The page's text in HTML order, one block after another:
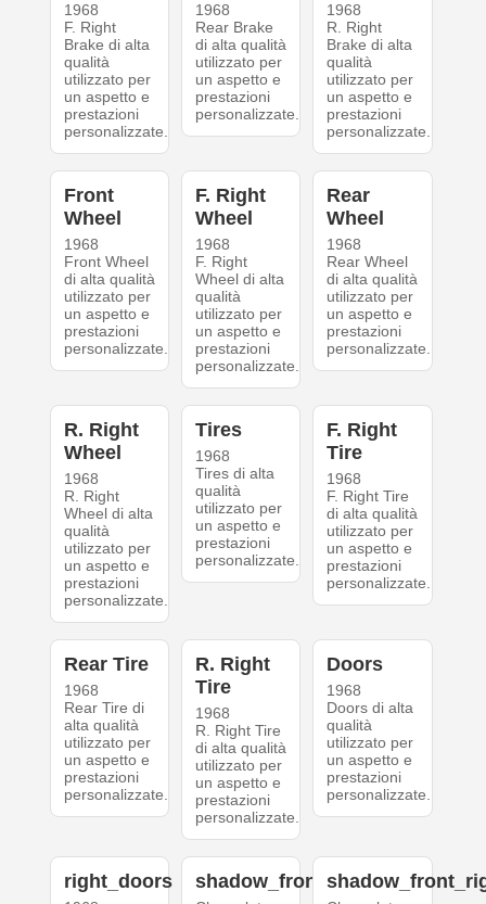
1968
F. Right
Brake di alta
qualità
utilizzato per
un aspetto e
prestazioni
personalizzate.
1968
Rear Brake
di alta qualità
utilizzato per
un aspetto e
prestazioni
personalizzate.
1968
R. Right
Brake di alta
qualità
utilizzato per
un aspetto e
prestazioni
personalizzate.
Front
Wheel
1968
Front Wheel
di alta qualità
utilizzato per
un aspetto e
prestazioni
personalizzate.
F. Right
Wheel
1968
F. Right
Wheel di alta
qualità
utilizzato per
un aspetto e
prestazioni
personalizzate.
Rear
Wheel
1968
Rear Wheel
di alta qualità
utilizzato per
un aspetto e
prestazioni
personalizzate.
R. Right
Wheel
1968
R. Right
Wheel di alta
qualità
utilizzato per
un aspetto e
prestazioni
personalizzate.
Tires
1968
Tires di alta
qualità
utilizzato per
un aspetto e
prestazioni
personalizzate.
F. Right
Tire
1968
F. Right Tire
di alta qualità
utilizzato per
un aspetto e
prestazioni
personalizzate.
Rear Tire
1968
Rear Tire di
alta qualità
utilizzato per
un aspetto e
prestazioni
personalizzate.
R. Right
Tire
1968
R. Right Tire
di alta qualità
utilizzato per
un aspetto e
prestazioni
personalizzate.
Doors
1968
Doors di alta
qualità
utilizzato per
un aspetto e
prestazioni
personalizzate.
right_doors shadow_front_left